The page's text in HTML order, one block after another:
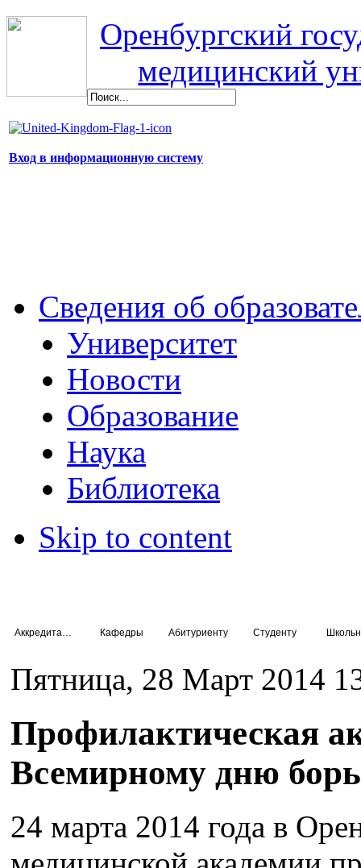
Оренбургский
медицинский
Вход в информационную систему
Сведения об
Университет
Новости
Образование
Наука
Библиотека
Skip to content
Кафедры Абитуриенту Студенту
Пятница, 28 Март 2014
Профилактическая
Всемирному дню
24 марта 2014 года в